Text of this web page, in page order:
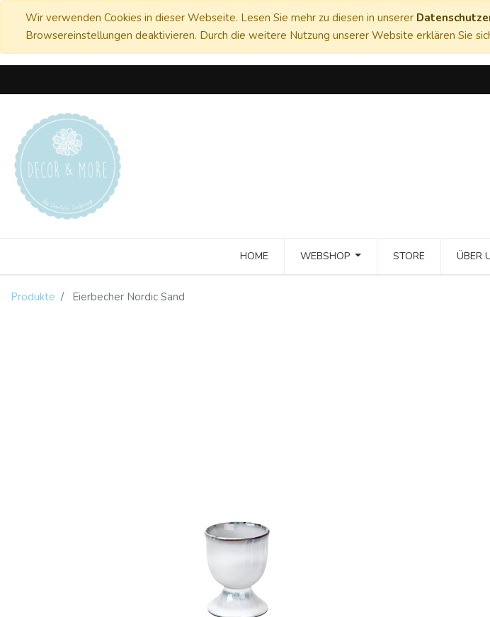
Wir verwenden Cookies in dieser Webseite. Lesen Sie mehr zu diesen in unserer
Browsereinstellungen deaktivieren. Durch die weitere Nutzung unserer Website erklären Sie
HOME WEBSHOP STORE ÜBER
Produkte Eierbecher Nordic Sand